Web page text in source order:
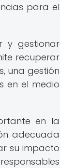
para el
y gestionar
recuperar
una gestión
en el medio
en la
adecuada
su impacto